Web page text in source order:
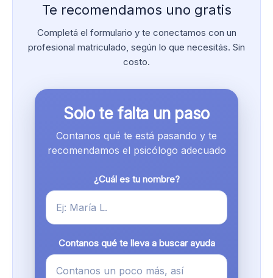
Te recomendamos uno gratis
Completá el formulario y te conectamos con un
profesional matriculado, según lo que necesitás. Sin
costo.
Solo te falta un paso
Contanos qué te está pasando y te
recomendamos el psicólogo adecuado
¿Cuál es tu nombre?
Contanos qué te lleva a buscar ayuda